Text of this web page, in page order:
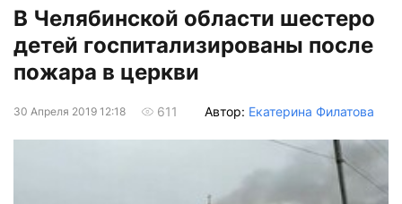
В Челябинской области шестеро
детей госпитализированы после
пожара в церкви
30 Апреля 2019 12:18 611 Автор: Екатерина Филатова